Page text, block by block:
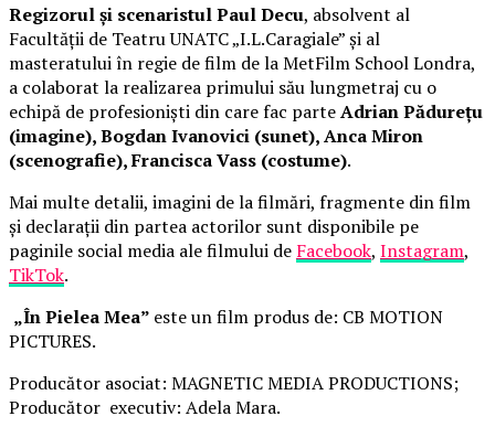
Regizorul și scenaristul Paul Decu, absolvent al
Facultății de Teatru UNATC „I.L.Caragiale” și al
masteratului în regie de film de la MetFilm School Londra,
a colaborat la realizarea primului său lungmetraj cu o
echipă de profesioniști din care fac parteAdrian Pădurețu
(imagine), Bogdan Ivanovici (sunet), Anca Miron
(scenografie), Francisca Vass (costume).
Mai multe detalii, imagini de la filmări, fragmente din film
și declarații din partea actorilor sunt disponibile pe
paginile social media ale filmului de Facebook, Instagram,
TikTok.
„În Pielea Mea” este un film produs de: CB MOTION
PICTURES.
Producător asociat: MAGNETIC MEDIA PRODUCTIONS;
Producător executiv: Adela Mara.